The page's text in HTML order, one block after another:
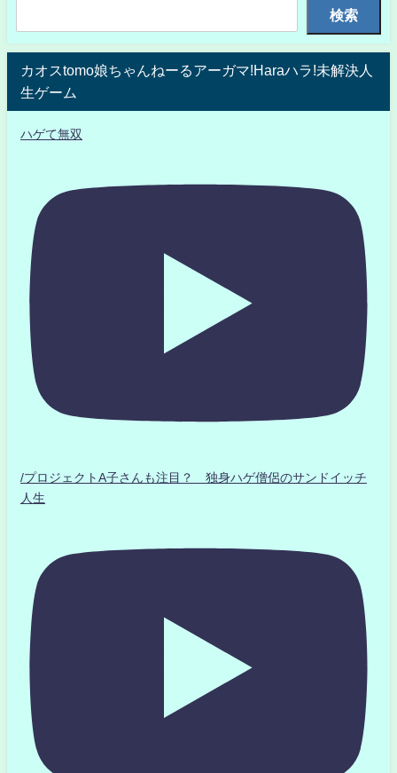
検索
カオスtomo娘ちゃんねーるアーガマ!Haraハラ!未解決人
生ゲーム
ハゲて無双
/プロジェクトA子さんも注目？ 独身ハゲ僧侶のサンドイッチ
人生